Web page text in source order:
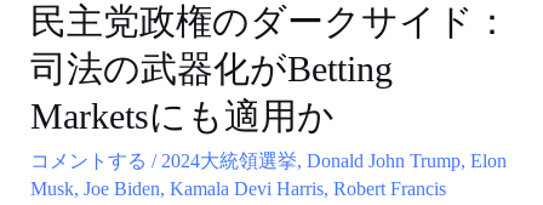
民主党政権のダークサイド：
司法の武器化がBetting
Marketsにも適用か
コメントする / 2024大統領選挙, Donald John Trump, Elon
Musk, Joe Biden, Kamala Devi Harris, Robert Francis
サ
イ
ド：
司
の